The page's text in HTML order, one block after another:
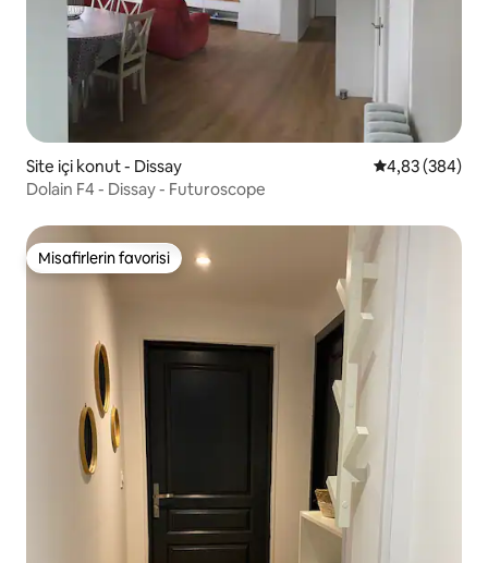
Site içi konut - Dissay 5 üzerinden
4,83 (384)
Dolain F4 - Dissay - Futuroscope
Misafirlerin favorisi
Misafirlerin favorisi